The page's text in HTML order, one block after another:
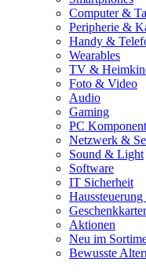
Computer &
Peripherie &
Handy &
Wearables
TV &
Foto & Video
Audio
Gaming
PC
Netzwerk &
Sound & Light
Software
IT Sicherheit
Aktionen
Neu im
Bewusste